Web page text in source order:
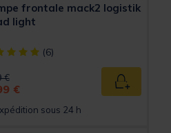
frontale mack2 logistik
light
Object] out of 5 Customer Rating
(6)
reduced from
€to
€ Ajouter
sous 24 h